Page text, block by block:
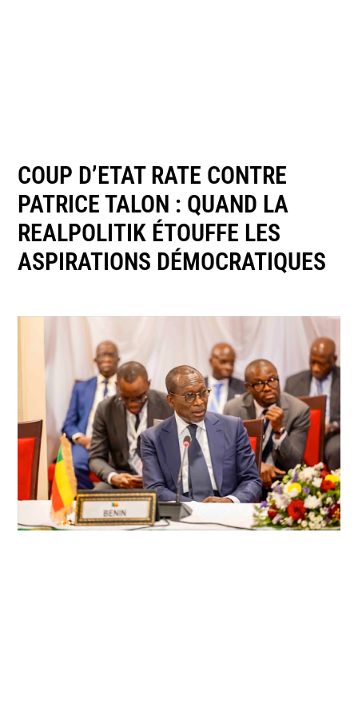
COUP D’ETAT RATE CONTRE
PATRICE TALON : QUAND LA
REALPOLITIK ÉTOUFFE LES
ASPIRATIONS DÉMOCRATIQUES